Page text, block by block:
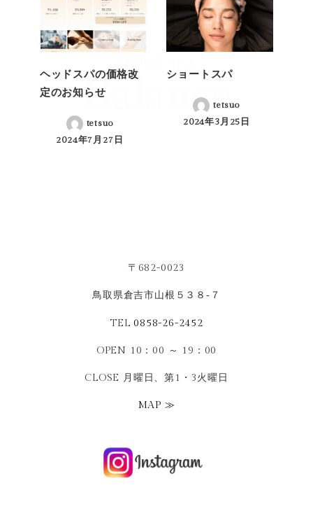
ヘッドスパの価格改
定のお知らせ
tetsuo
投稿日
2024年7月27日
ショートスパ
tetsuo
投稿日
2024年3月25日
〒682-0023
鳥取県倉吉市山根５３８‐７
TEL0858-26-2452
OPEN 10：00 ～ 19：00
CLOSE 月曜日、第1・3火曜日
MAP ≫